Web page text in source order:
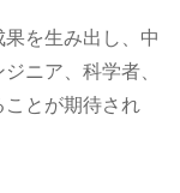
を生み出し、中
ニア、科学者、
とが期待され